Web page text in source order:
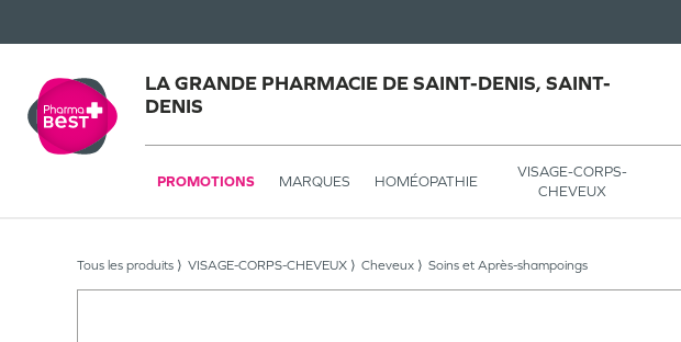
LA GRANDE PHARMACIE DE SAINT-DENIS, SAINT-
DENIS
PROMOTIONS MARQUES HOMÉOPATHIE
VISAGE-CORPS-
CHEVEUX
Tous les produits VISAGE-CORPS-CHEVEUX Cheveux Soins et Après-shampoings